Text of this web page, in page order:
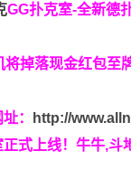
GG扑克室-全新德
将掉落现金红包至
：
http://
式上线！牛牛,斗